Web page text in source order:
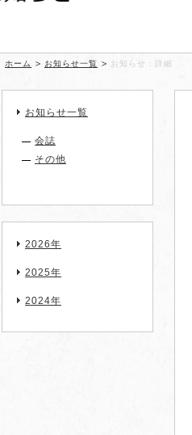
ホーム お知らせ一覧 お知らせ：詳細
お知らせ一覧
会誌
その他
2026年
2025年
2024年